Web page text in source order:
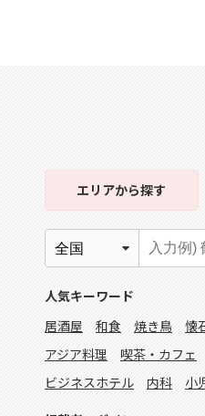
エリアから探す
人気キーワード
居酒屋
和食 焼き鳥 懐
アジア料理
喫茶・カフェ
ビジネスホテル
内科 小